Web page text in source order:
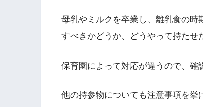
母乳やミルクを卒業し、離乳食の
すべきかどうか、どうやって持たせ
保育園によって対応が違うので、確
他の持参物についても注意事項を挙